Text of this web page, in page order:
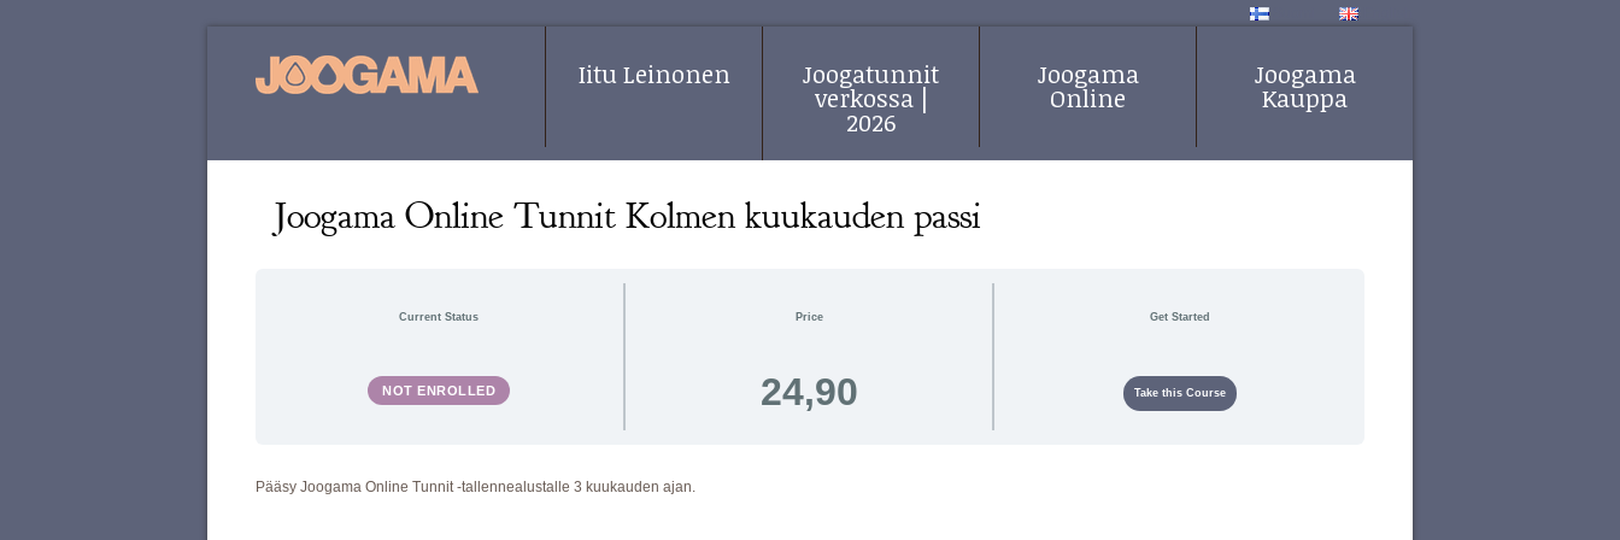
Iitu Leinonen Joogatunnit
verkossa |
2026
Joogama
Online
Joogama
Kauppa
Joogama Online Tunnit Kolmen kuukauden passi
Current Status
NOT ENROLLED
Price
24,90
Get Started
Take this Course
Pääsy Joogama Online Tunnit -tallennealustalle 3 kuukauden ajan.